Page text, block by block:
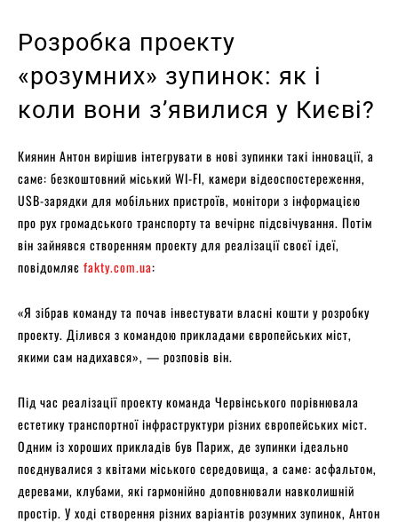
Розробка проекту
«розумних» зупинок: як і
коли вони з’явилися у Києві?
Киянин Антон вирішив інтегрувати в нові зупинки такі інновації, а
саме: безкоштовний міський WI-FI, камери відеоспостереження,
USB-зарядки для мобільних пристроїв, монітори з інформацією
про рух громадського транспорту та вечірнє підсвічування. Потім
він зайнявся створенням проекту для реалізації своєї ідеї,
повідомляє fakty.com.ua:
«Я зібрав команду та почав інвестувати власні кошти у розробку
проекту. Ділився з командою прикладами європейських міст,
якими сам надихався», — розповів він.
Під час реалізації проекту команда Червінського порівнювала
естетику транспортної інфраструктури різних європейських міст.
Одним із хороших прикладів був Париж, де зупинки ідеально
поєднувалися з квітами міського середовища, а саме: асфальтом,
деревами, клубами, які гармонійно доповнювали навколишній
простір. У ході створення різних варіантів розумних зупинок, Антон